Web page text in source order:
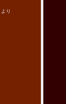
より